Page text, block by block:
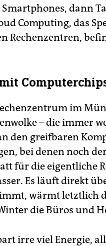
dann
Computing, das
Rechenzentren,
im
– die immer
den greifbaren
bei denen noch
für die eigentliche
Es läuft direkt
wärmt letztlich
die Büros und
irre viel Energie,